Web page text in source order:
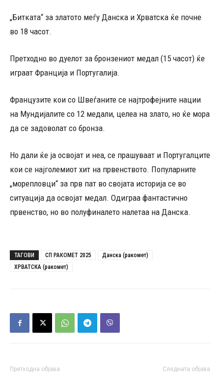
„Битката“ за златото меѓу Данска и Хрватска ќе почне
во 18 часот.
Претходно во дуелот за бронзениот медал (15 часот) ќе
играат Франција и Португалија.
Французите кои со Швеѓаните се најтрофејните нации
на Мундијалите со 12 медали, целеа на злато, но ќе мора
да се задоволат со бронза.
Но дали ќе ја освојат и неа, се прашуваат и Португалците
кои се најголемиот хит на првенството. Популарните
„морепловци“ за прв пат во својата историја се во
ситуација да освојат медал. Одиграа фантастично
првенство, но во полуфиналето налетаа на Данска.
ТАГОВИ СП РАКОМЕТ 2025
Данска (ракомет)
ХРВАТСКА (ракомет)
Претходна објава Следната објава